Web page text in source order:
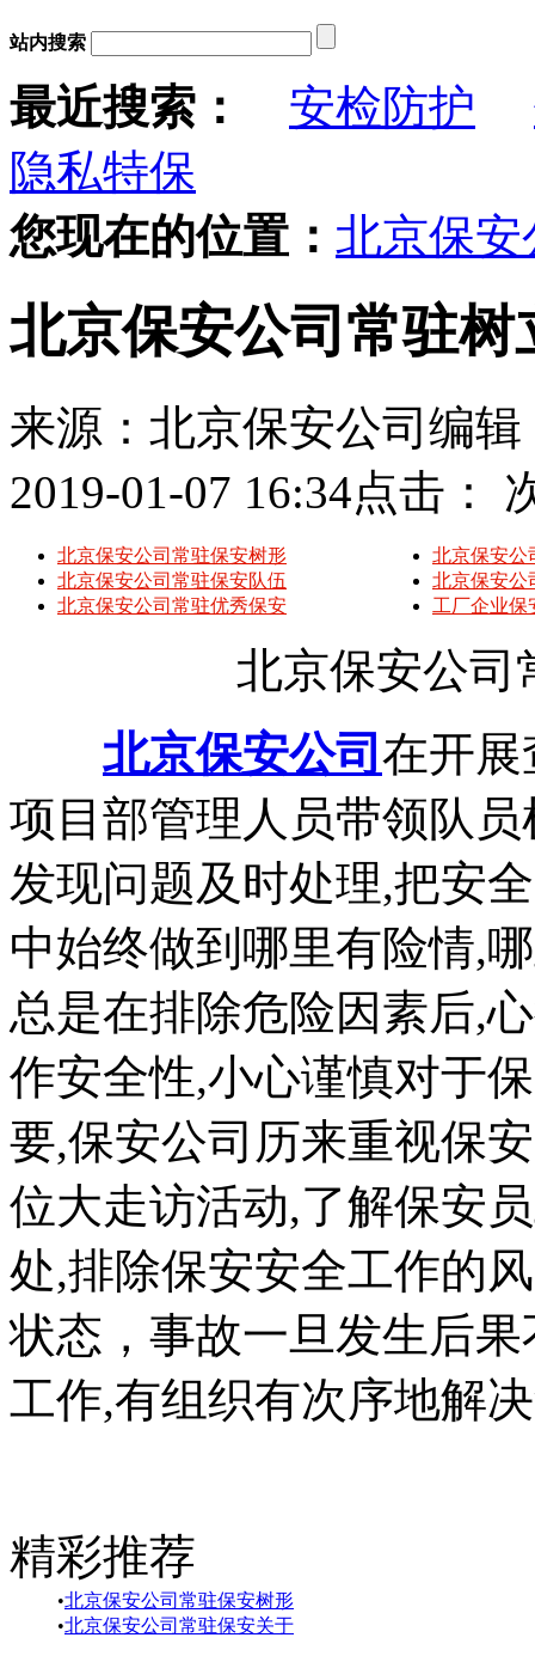
站内搜索
最近搜索： 安检防护
隐私特保
您现在的位置： 北京保安
北京保安公司常驻
来源：北京保安公司 编辑
2019-01-07 16:34点击：
北京保安公司常驻保安树形
北京保安公
北京保安公司常驻保安队伍
北京保安公
北京保安公司常驻优秀保安
工厂企业保
北京保安公司
北京保安公司 在开展
项目部管理人员带领队
发现问题及时处理,把安
中始终做到哪里有险情,
总是在排除危险因素后,
作安全性,小心谨慎对于
要,保安公司历来重视保
位大走访活动,了解保安
处,排除保安安全工作的
状态，事故一旦发生后
工作,有组织有次序地解
精彩推荐
•北京保安公司常驻保安树形
•北京保安公司常驻保安关于